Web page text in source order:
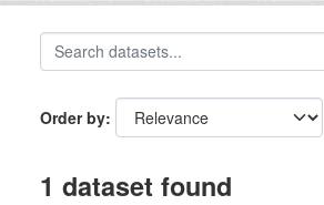
Order by
1 dataset found